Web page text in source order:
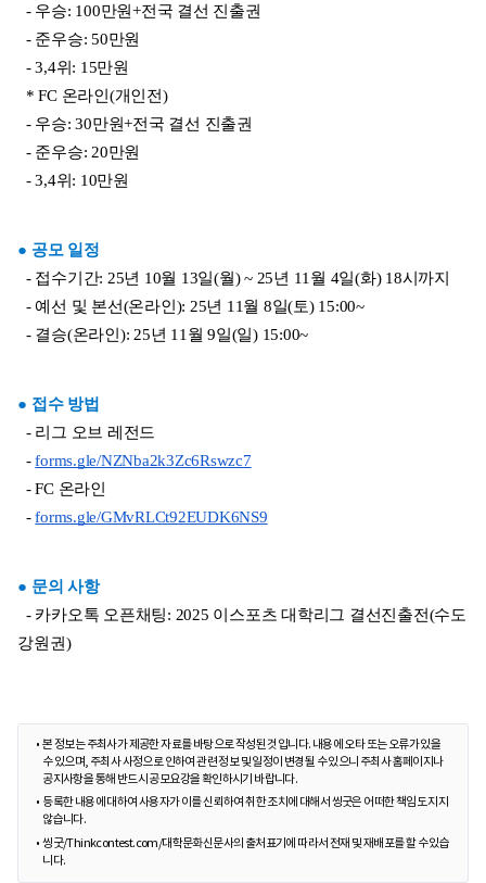
- 우승: 100만원+전국 결선 진출권
- 준우승: 50만원
- 3,4위: 15만원
* FC 온라인(개인전)
- 우승: 30만원+전국 결선 진출권
- 준우승: 20만원
- 3,4위: 10만원
● 공모 일정
- 접수기간: 25년 10월 13일(월) ~ 25년 11월 4일(화) 18시까지
- 예선 및 본선(온라인): 25년 11월 8일(토) 15:00~
- 결승(온라인): 25년 11월 9일(일) 15:00~
● 접수 방법
- 리그 오브 레전드
- forms.gle/NZNba2k3Zc6Rswzc7
- FC 온라인
- forms.gle/GMvRLCt92EUDK6NS9
● 문의 사항
- 카카오톡 오픈채팅: 2025 이스포츠 대학리그 결선진출전(수도
강원권)
본 정보는 주최사가 제공한 자료를 바탕으로 작성된 것입니다. 내용에 오타 또는 오류가 있을
수 있으며, 주최사 사정으로 인하여 관련 정보 및 일정이 변경될 수 있으니 주최사 홈페이지나
공지사항을 통해 반드시 공모요강을 확인하시기 바랍니다.
등록한 내용에 대하여 사용자가 이를 신뢰하여 취한 조치에 대해서 씽굿은 어떠한 책임도 지지
않습니다.
씽굿/Thinkcontest.com/대학문화신문사의 출처표기에 따라서 전재 및 재배포를 할 수 있습
니다.